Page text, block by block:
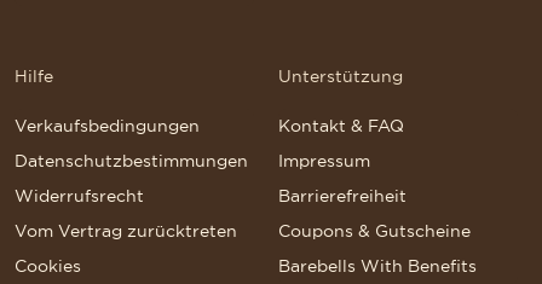
Hilfe
Verkaufsbedingungen
Datenschutzbestimmungen
Widerrufsrecht
Vom Vertrag zurücktreten
Cookies
Unterstützung
Kontakt & FAQ
Impressum
Barrierefreiheit
Coupons & Gutscheine
Barebells With Benefits